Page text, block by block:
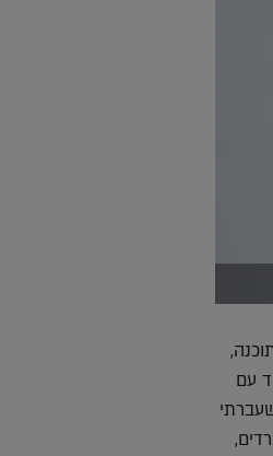
עם
של 40,000 מ"ר. המשרדים,